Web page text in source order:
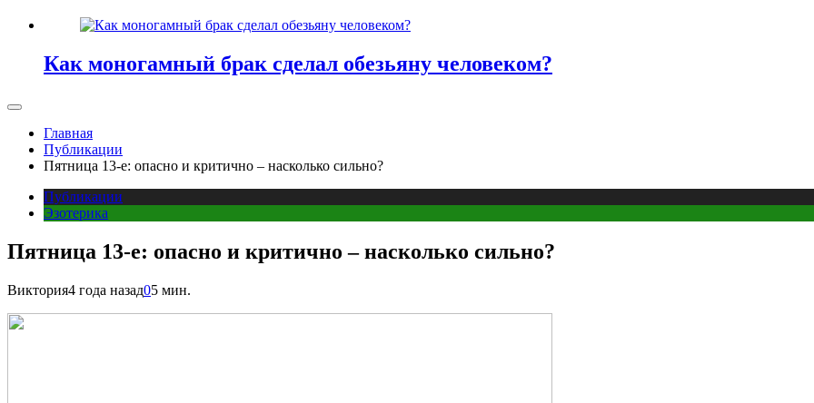
Как моногамный брак сделал обезьяну человеком?
Главная
Публикации
Пятница 13-е: опасно и критично – насколько сильно?
Публикации
Эзотерика
Пятница 13-е: опасно и критично – насколько сильно?
Виктория4 года назад05 мин.